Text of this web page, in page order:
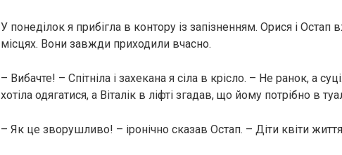
У понеділок я прибігла в контору із запізненням. Орися і Остап
місцях. Вони завжди приходили вчасно.
– Вибачте! – Спітніла і захекана я сіла в крісло. – Не ранок, а
хотіла одягатися, а Віталік в ліфті згадав, що йому потрібно в
– Як це зворушливо! – іронічно сказав Остап. – Діти квіти